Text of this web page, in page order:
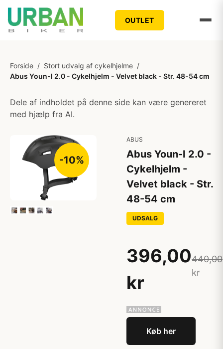
OUTLET
Forside / Stort udvalg af cykelhjelme /
Abus Youn-I 2.0 - Cykelhjelm - Velvet black - Str. 48-54 cm
Dele af indholdet på denne side kan være genereret
med hjælp fra AI.
-10%
ABUS
Abus Youn-I 2.0 -
Cykelhjelm -
Velvet black - Str.
48-54 cm
UDSALG
396,00
kr
440,00
kr
Køb her